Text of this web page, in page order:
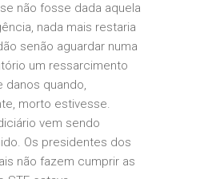
não fosse dada aquela
nada mais restaria
senão aguardar numa
um ressarcimento
danos quando,
morto estivesse.
vem sendo
Os presidentes dos
não fazem cumprir as